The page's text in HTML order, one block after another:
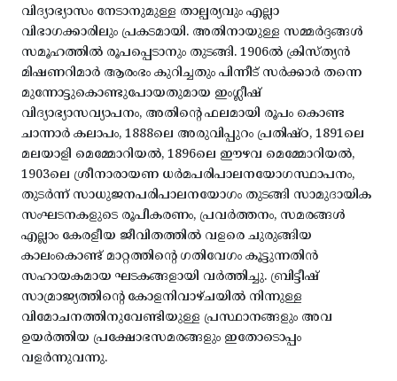
വിദ്യാഭ്യാസം നേടാനുമുള്ള താല്പര്യവും എല്ലാ
വിഭാഗക്കാരിലും പ്രകടമായി. അതിനായുള്ള സമ്മർദ്ദങ്ങൾ
സമൂഹത്തിൽ രൂപപ്പെടാനും തുടങ്ങി. 1906ൽ ക്രിസ്ത്യൻ
മിഷണറിമാർ ആരംഭം കുറിച്ചതും പിന്നീട് സർക്കാർ തന്നെ
മുന്നോട്ടുകൊണ്ടുപോയതുമായ ഇംഗ്ലീഷ്
വിദ്യാഭ്യാസവ്യാപനം, അതിന്റെ ഫലമായി രൂപം കൊണ്ട
ചാന്നാർ കലാപം, 1888ലെ അരുവിപ്പുറം പ്രതിഷ്ഠ, 1891ലെ
മലയാളി മെമ്മോറിയൽ, 1896ലെ ഈഴവ മെമ്മോറിയൽ,
1903ലെ ശ്രീനാരായണ ധർമപരിപാലനയോഗസ്ഥാപനം,
തുടർന്ന് സാധുജനപരിപാലനയോഗം തുടങ്ങി സാമുദായിക
സംഘടനകളുടെ രൂപീകരണം, പ്രവർത്തനം, സമരങ്ങൾ
എല്ലാം കേരളീയ ജീവിതത്തിൽ വളരെ ചുരുങ്ങിയ
കാലംകൊണ്ട് മാറ്റത്തിന്റെ ഗതിവേഗം കൂട്ടുന്നതിൻ
സഹായകമായ ഘടകങ്ങളായി വർത്തിച്ചു. ബ്രിട്ടീഷ്
സാമ്രാജ്യത്തിന്റെ കോളനിവാഴ്ചയിൽ നിന്നുള്ള
വിമോചനത്തിനുവേണ്ടിയുള്ള പ്രസ്ഥാനങ്ങളും അവ
ഉയർത്തിയ പ്രക്ഷോഭസമരങ്ങളും ഇതോടൊപ്പം
വളർന്നുവന്നു.